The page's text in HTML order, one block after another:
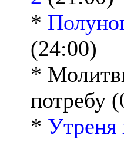
*
(24:00)
*
потребу
* Утреня